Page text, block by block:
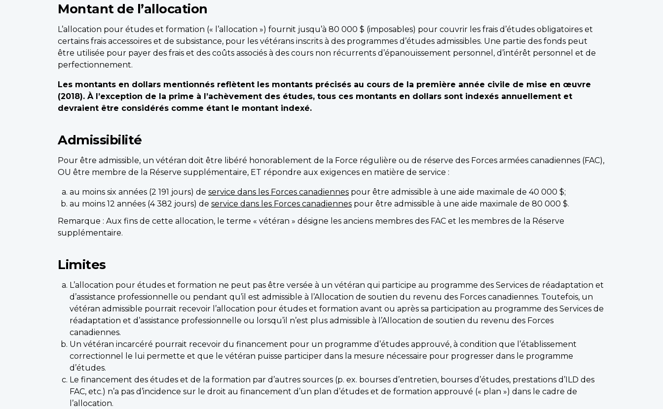
Montant de l’allocation
L’allocation pour études et formation (« l’allocation ») fournit jusqu’à 80 000 $ (imposables) pour couvrir les frais d’études obligatoires et
certains frais accessoires et de subsistance, pour les vétérans inscrits à des programmes d’études admissibles. Une partie des fonds peut
être utilisée pour payer des frais et des coûts associés à des cours non récurrents d’épanouissement personnel, d’intérêt personnel et de
perfectionnement.
Les montants en dollars mentionnés reflètent les montants précisés au cours de la première année civile de mise en œuvre
(2018). À l’exception de la prime à l’achèvement des études, tous ces montants en dollars sont indexés annuellement et
devraient être considérés comme étant le montant indexé.
Admissibilité
Pour être admissible, un vétéran doit être libéré honorablement de la Force régulière ou de réserve des Forces armées canadiennes (FAC),
OU être membre de la Réserve supplémentaire, ET répondre aux exigences en matière de service :
au moins six années (2 191 jours) de service dans les Forces canadiennes pour être admissible à une aide maximale de 40 000 $;
au moins 12 années (4 382 jours) de service dans les Forces canadiennes pour être admissible à une aide maximale de 80 000 $.
Remarque : Aux fins de cette allocation, le terme « vétéran » désigne les anciens membres des FAC et les membres de la Réserve
supplémentaire.
Limites
L’allocation pour études et formation ne peut pas être versée à un vétéran qui participe au programme des Services de réadaptation et
d’assistance professionnelle ou pendant qu’il est admissible à l’Allocation de soutien du revenu des Forces canadiennes. Toutefois, un
vétéran admissible pourrait recevoir l’allocation pour études et formation avant ou après sa participation au programme des Services de
réadaptation et d’assistance professionnelle ou lorsqu’il n’est plus admissible à l’Allocation de soutien du revenu des Forces
canadiennes.
Un vétéran incarcéré pourrait recevoir du financement pour un programme d’études approuvé, à condition que l’établissement
correctionnel le lui permette et que le vétéran puisse participer dans la mesure nécessaire pour progresser dans le programme
d’études.
Le financement des études et de la formation par d’autres sources (p. ex. bourses d’entretien, bourses d’études, prestations d’ILD des
FAC, etc.) n’a pas d’incidence sur le droit au financement d’un plan d’études et de formation approuvé (« plan ») dans le cadre de
l’allocation.